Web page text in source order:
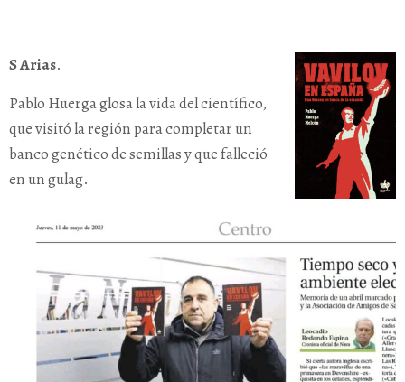
S Arias.
Pablo Huerga glosa la vida del científico,
que visitó la región para completar un
banco genético de semillas y que falleció
en un gulag.